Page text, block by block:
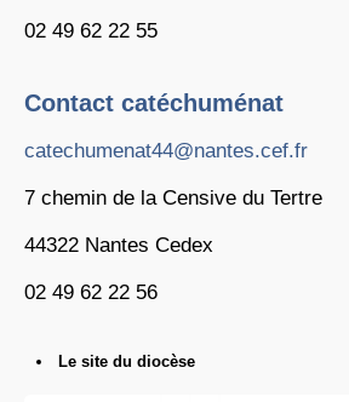
02 49 62 22 55
Contact catéchuménat
catechumenat44@nantes.cef.fr
7 chemin de la Censive du Tertre
44322 Nantes Cedex
02 49 62 22 56
Le site du diocèse